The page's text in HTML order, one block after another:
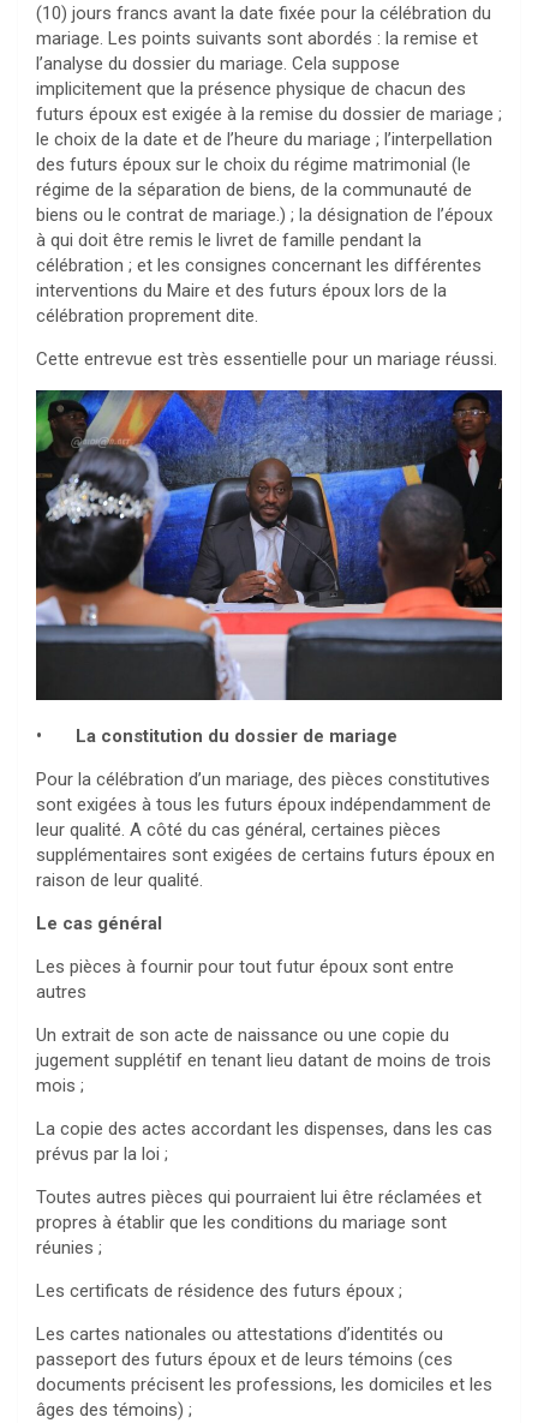
(10) jours francs avant la date fixée pour la célébration du
mariage. Les points suivants sont abordés : la remise et
l’analyse du dossier du mariage. Cela suppose
implicitement que la présence physique de chacun des
futurs époux est exigée à la remise du dossier de mariage ;
le choix de la date et de l’heure du mariage ; l’interpellation
des futurs époux sur le choix du régime matrimonial (le
régime de la séparation de biens, de la communauté de
biens ou le contrat de mariage.) ; la désignation de l’époux
à qui doit être remis le livret de famille pendant la
célébration ; et les consignes concernant les différentes
interventions du Maire et des futurs époux lors de la
célébration proprement dite.
Cette entrevue est très essentielle pour un mariage réussi.
• La constitution du dossier de mariage
Pour la célébration d’un mariage, des pièces constitutives
sont exigées à tous les futurs époux indépendamment de
leur qualité. A côté du cas général, certaines pièces
supplémentaires sont exigées de certains futurs époux en
raison de leur qualité.
Le cas général
Les pièces à fournir pour tout futur époux sont entre
autres
Un extrait de son acte de naissance ou une copie du
jugement supplétif en tenant lieu datant de moins de trois
mois ;
La copie des actes accordant les dispenses, dans les cas
prévus par la loi ;
Toutes autres pièces qui pourraient lui être réclamées et
propres à établir que les conditions du mariage sont
réunies ;
Les certificats de résidence des futurs époux ;
Les cartes nationales ou attestations d’identités ou
passeport des futurs époux et de leurs témoins (ces
documents précisent les professions, les domiciles et les
âges des témoins) ;